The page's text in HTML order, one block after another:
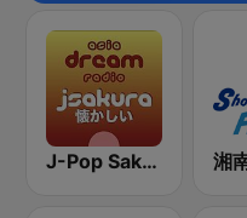
J-Pop Sakura 懐かしい